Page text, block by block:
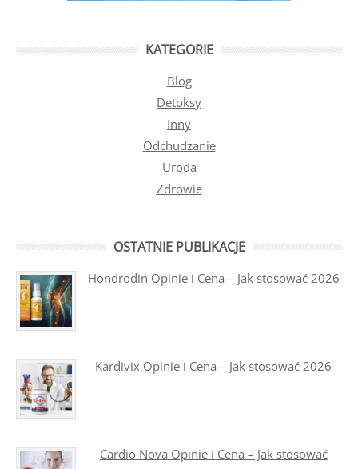
KATEGORIE
Blog
Detoksy
Inny
Odchudzanie
Uroda
Zdrowie
OSTATNIE PUBLIKACJE
Hondrodin Opinie i Cena – Jak stosować 2026
Kardivix Opinie i Cena – Jak stosować 2026
Cardio Nova Opinie i Cena – Jak stosować